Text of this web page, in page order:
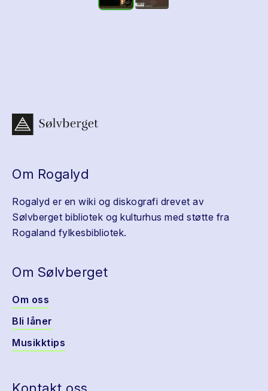
Om Rogalyd
Rogalyd er en wiki og diskografi drevet av
Sølvberget bibliotek og kulturhus med støtte fra
Rogaland fylkesbibliotek.
Om Sølvberget
Om oss
Bli låner
Musikktips